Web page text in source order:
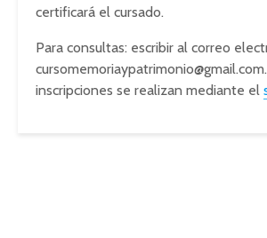
certificará el cursado.
Para consultas: escribir al correo
cursomemoriaypatrimonio@gmail.com
inscripciones se realizan mediante el